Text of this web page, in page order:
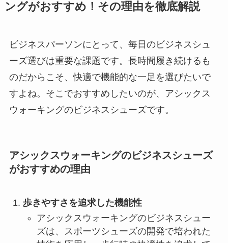
ングがおすすめ！その理由を徹底解説
ビジネスパーソンにとって、毎日のビジネスシュ
ーズ選びは重要な課題です。長時間履き続けるも
のだからこそ、快適で機能的な一足を選びたいで
すよね。そこでおすすめしたいのが、アシックス
ウォーキングのビジネスシューズです。
アシックスウォーキングのビジネスシューズ
がおすすめの理由
歩きやすさを追求した機能性
アシックスウォーキングのビジネスシュー
ズは、スポーツシューズの開発で培われた